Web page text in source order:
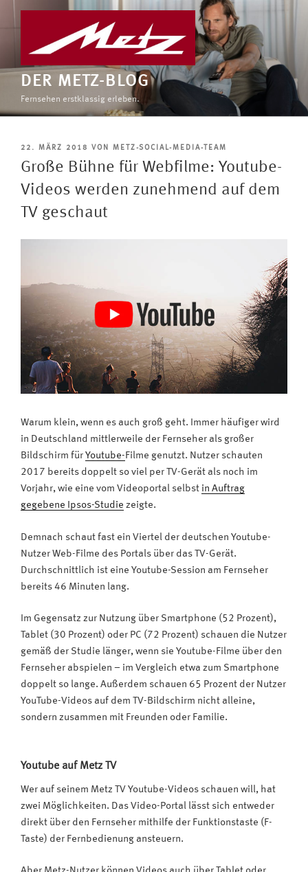
DER METZ-BLOG
Fernsehen erstklassig erleben.
VERÖFFENTLICHT
AM
22. MÄRZ 2018 VON METZ-SOCIAL-MEDIA-TEAM
Große Bühne für Webfilme: Youtube-
Videos werden zunehmend auf dem
TV geschaut
Warum klein, wenn es auch groß geht. Immer häufiger wird
in Deutschland mittlerweile der Fernseher als großer
Bildschirm für Youtube-Filme genutzt. Nutzer schauten
2017 bereits doppelt so viel per TV-Gerät als noch im
Vorjahr, wie eine vom Videoportal selbst in Auftrag
gegebene Ipsos-Studie zeigte.
Demnach schaut fast ein Viertel der deutschen Youtube-
Nutzer Web-Filme des Portals über das TV-Gerät.
Durchschnittlich ist eine Youtube-Session am Fernseher
bereits 46 Minuten lang.
Im Gegensatz zur Nutzung über Smartphone (52 Prozent),
Tablet (30 Prozent) oder PC (72 Prozent) schauen die Nutzer
gemäß der Studie länger, wenn sie Youtube-Filme über den
Fernseher abspielen – im Vergleich etwa zum Smartphone
doppelt so lange. Außerdem schauen 65 Prozent der Nutzer
YouTube-Videos auf dem TV-Bildschirm nicht alleine,
sondern zusammen mit Freunden oder Familie.
Youtube auf Metz TV
Wer auf seinem Metz TV Youtube-Videos schauen will, hat
zwei Möglichkeiten. Das Video-Portal lässt sich entweder
direkt über den Fernseher mithilfe der Funktionstaste (F-
Taste) der Fernbedienung ansteuern.